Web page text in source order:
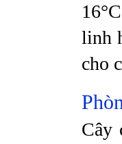
linh
cho
Cây